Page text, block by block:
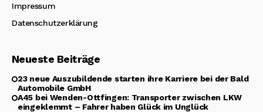
Impressum
Datenschutzerklärung
Neueste Beiträge
23 neue Auszubildende starten ihre Karriere bei der Bald
Automobile GmbH
A45 bei Wenden-Ottfingen: Transporter zwischen LKW
eingeklemmt – Fahrer haben Glück im Unglück